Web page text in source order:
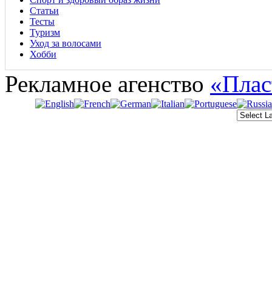
Статьи
Тесты
Туризм
Уход за волосами
Хобби
Рекламное агенство